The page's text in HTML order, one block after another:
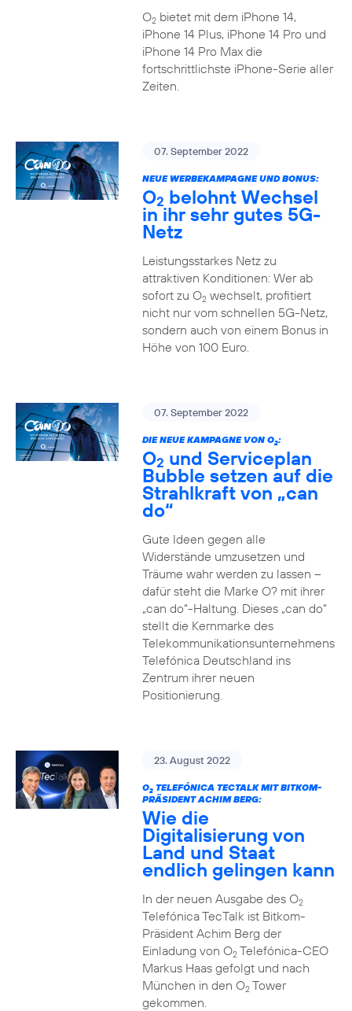
O2bietet mit dem iPhone 14,
iPhone 14 Plus, iPhone 14 Pro und
iPhone 14 Pro Max die
fortschrittlichste iPhone-Serie aller
Zeiten.
07. September 2022
NEUE WERBEKAMPAGNE UND BONUS:
O2 belohnt Wechsel
in ihr sehr gutes 5G-
Netz
Leistungsstarkes Netz zu
attraktiven Konditionen: Wer ab
sofort zu O2wechselt, profitiert
nicht nur vom schnellen 5G-Netz,
sondern auch von einem Bonus in
Höhe von 100 Euro.
07. September 2022
DIE NEUE KAMPAGNE VON O2:
O2 und Serviceplan
Bubble setzen auf die
Strahlkraft von „can
do“
Gute Ideen gegen alle
Widerstände umzusetzen und
Träume wahr werden zu lassen –
dafür steht die Marke O? mit ihrer
„can do“-Haltung. Dieses „can do“
stellt die Kernmarke des
Telekommunikationsunternehmens
Telefónica Deutschland ins
Zentrum ihrer neuen
Positionierung.
23. August 2022
O2TELEFÓNICA TECTALK MIT BITKOM-
PRÄSIDENT ACHIM BERG:
Wie die
Digitalisierung von
Land und Staat
endlich gelingen kann
In der neuen Ausgabe des O2
Telefónica TecTalk ist Bitkom-
Präsident Achim Berg der
Einladung von O2Telefónica-CEO
Markus Haas gefolgt und nach
München in den O2Tower
gekommen.